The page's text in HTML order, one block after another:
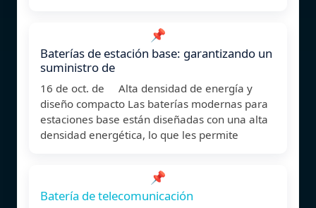
📌
Baterías de estación base: garantizando un
suministro de
16 de oct. de Alta densidad de energía y
diseño compacto Las baterías modernas para
estaciones base están diseñadas con una alta
densidad energética, lo que les permite
📌
Batería de telecomunicación